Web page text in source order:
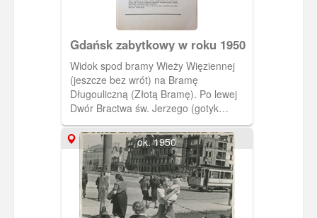
Gdańsk zabytkowy w roku 1950
Widok spod bramy Wieży Więziennej
(jeszcze bez wrót) na Bramę
Długouliczną (Złotą Bramę). Po lewej
Dwór Bractwa św. Jerzego (gotyk
flandryjski). Nie ma jeszcze figury
świętego ze smokiem. Brama
Długouliczna nie posiada figur na
szczycie.
ok. 1950